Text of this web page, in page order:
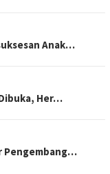
Anak…
Her…
Pengembang…